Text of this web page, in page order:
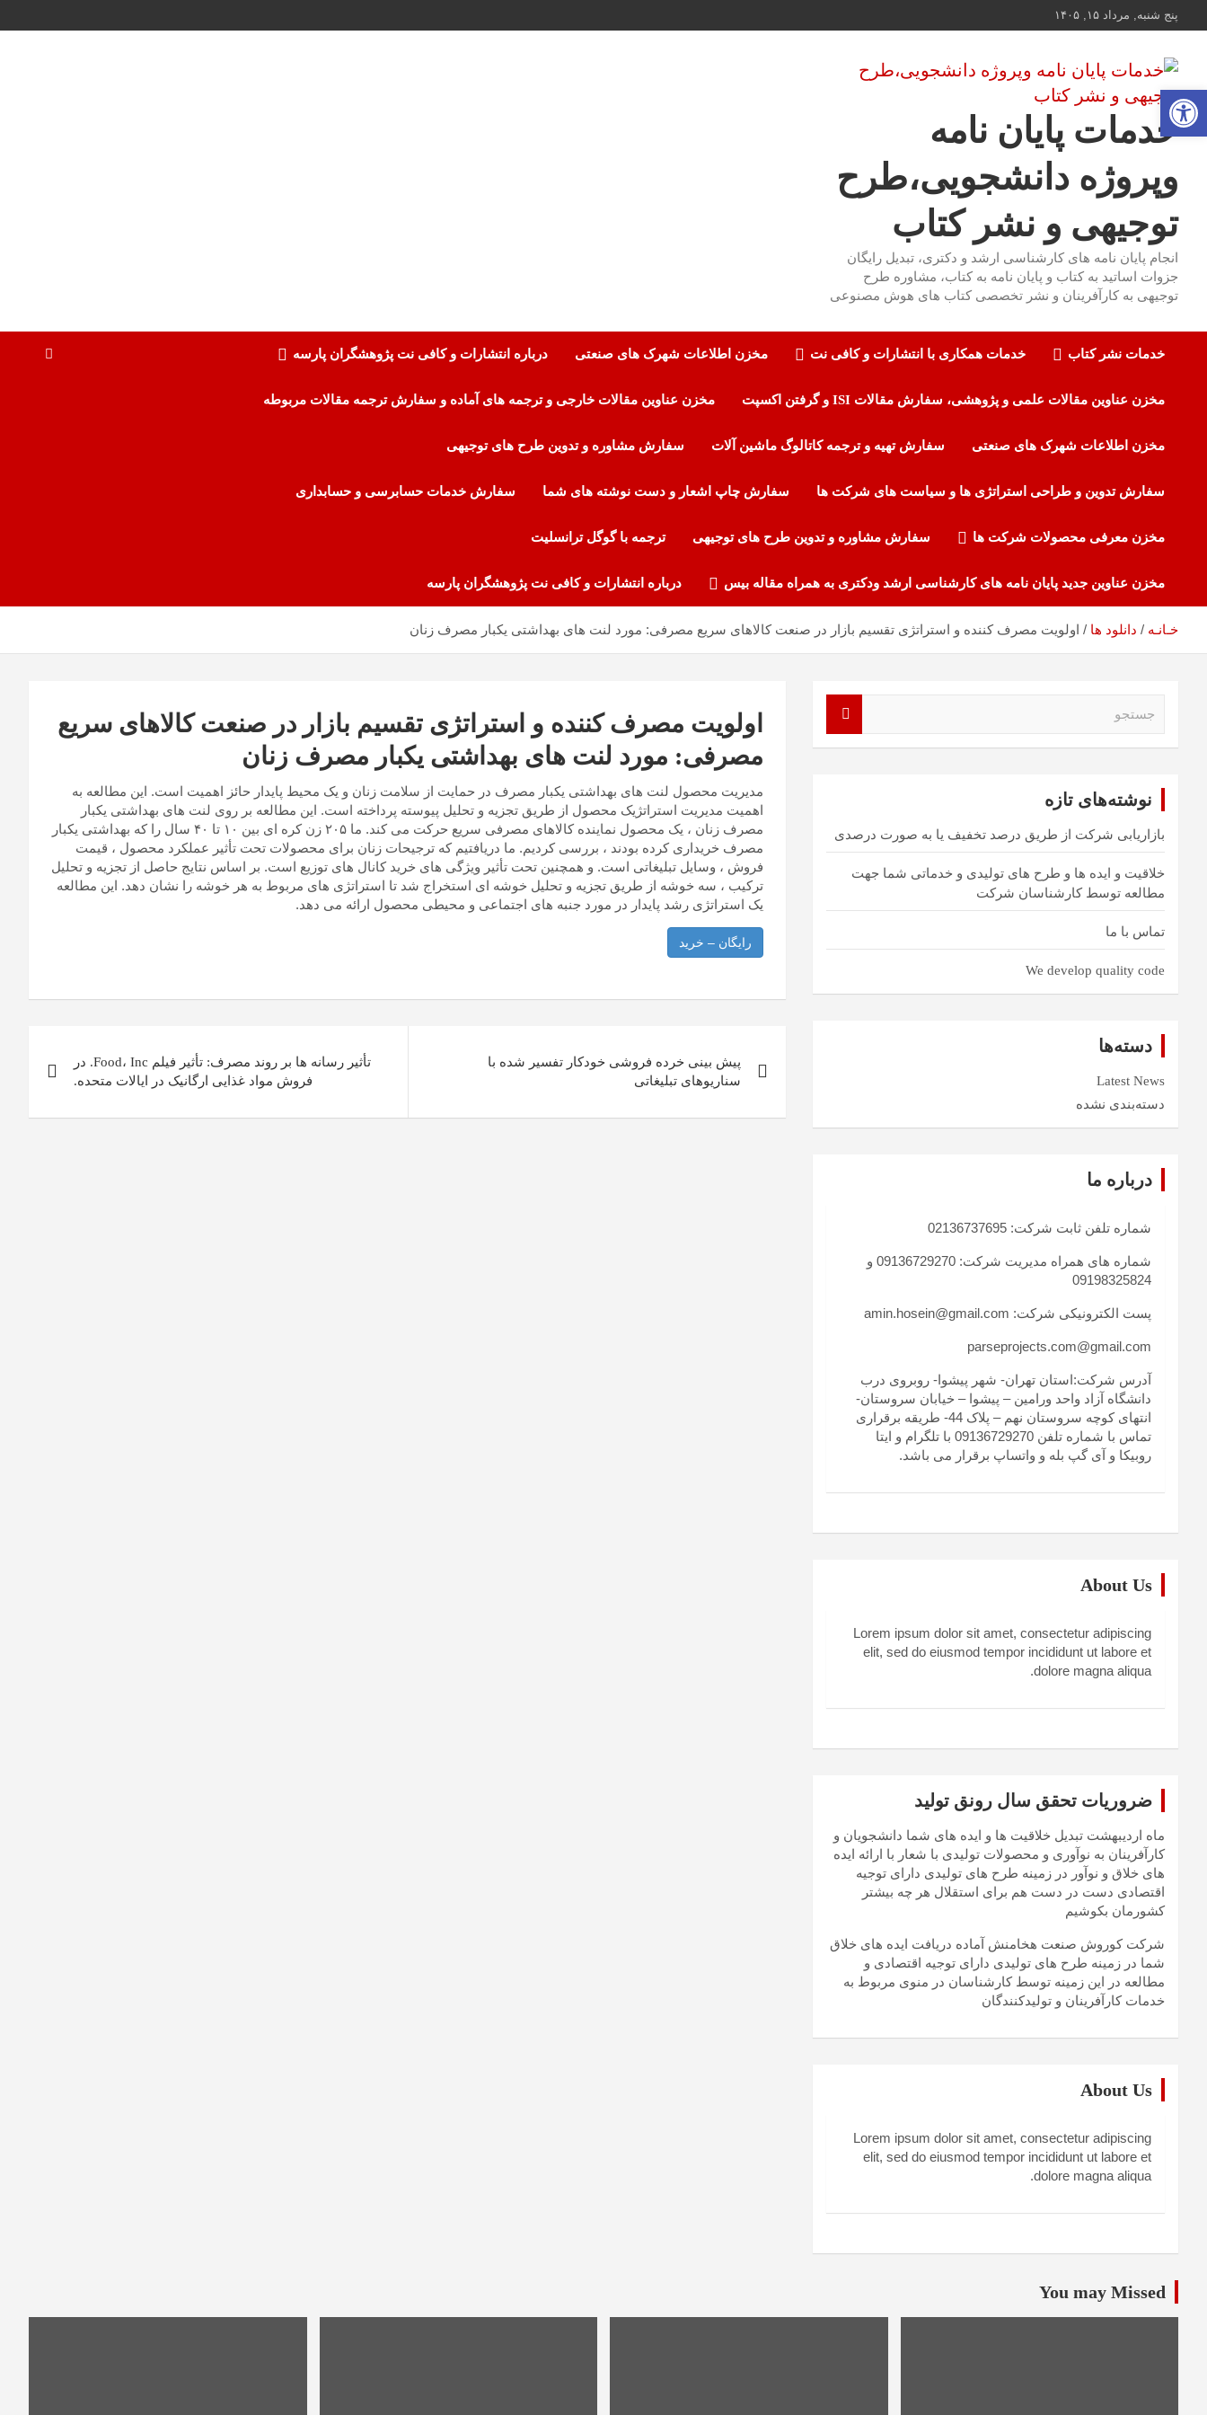
محتوا
پنج شنبه, مرداد ۱۵, ۱۴۰۵
خدمات پایان نامه
وپروژه دانشجویی،طرح
توجیهی و نشر کتاب
انجام پایان نامه های کارشناسی ارشد و دکتری، تبدیل رایگان
جزوات اساتید به کتاب و پایان نامه به کتاب، مشاوره طرح
توجیهی به کارآفرینان و نشر تخصصی کتاب های هوش مصنوعی
خدمات نشر کتاب خدمات همکاری با انتشارات و کافی نت مخزن اطلاعات شهرک های صنعتی درباره انتشارات و کافی نت پژوهشگران پارسه
مخزن عناوین مقالات علمی و پژوهشی، سفارش مقالات ISI و گرفتن اکسپت مخزن عناوین مقالات خارجی و ترجمه های آماده و سفارش ترجمه مقالات مربوطه
مخزن اطلاعات شهرک های صنعتی سفارش تهیه و ترجمه کاتالوگ ماشین آلات سفارش مشاوره و تدوین طرح های توجیهی
سفارش تدوین و طراحی استراتژی ها و سیاست های شرکت ها سفارش چاپ اشعار و دست نوشته های شما سفارش خدمات حسابرسی و حسابداری
مخزن معرفی محصولات شرکت ها سفارش مشاوره و تدوین طرح های توجیهی ترجمه با گوگل ترانسلیت
مخزن عناوین جدید پایان نامه های کارشناسی ارشد ودکتری به همراه مقاله بیس درباره انتشارات و کافی نت پژوهشگران پارسه
خـانـه دانلود ها اولویت مصرف کننده و استراتژی تقسیم بازار در صنعت کالاهای سریع مصرفی: مورد لنت های بهداشتی یکبار مصرف زنان
اولویت مصرف کننده و استراتژی تقسیم بازار در صنعت کالاهای سریع
مصرفی: مورد لنت های بهداشتی یکبار مصرف زنان
مدیریت محصول لنت های بهداشتی یکبار مصرف در حمایت از سلامت زنان و یک محیط پایدار حائز اهمیت است. این مطالعه به
اهمیت مدیریت استراتژیک محصول از طریق تجزیه و تحلیل پیوسته پرداخته است. این مطالعه بر روی لنت های بهداشتی یکبار
مصرف زنان ، یک محصول نماینده کالاهای مصرفی سریع حرکت می کند. ما ۲۰۵ زن کره ای بین ۱۰ تا ۴۰ سال را که بهداشتی یکبار
مصرف خریداری کرده بودند ، بررسی کردیم. ما دریافتیم که ترجیحات زنان برای محصولات تحت تأثیر عملکرد محصول ، قیمت
فروش ، وسایل تبلیغاتی است. و همچنین تحت تأثیر ویژگی های خرید کانال های توزیع است. بر اساس نتایج حاصل از تجزیه و تحلیل
ترکیب ، سه خوشه از طریق تجزیه و تحلیل خوشه ای استخراج شد تا استراتژی های مربوط به هر خوشه را نشان دهد. این مطالعه
یک استراتژی رشد پایدار در مورد جنبه های اجتماعی و محیطی محصول ارائه می دهد.
رایگان – خرید
نوشته
پیش بینی خرده فروشی خودکار تفسیر شده با
سناریوهای تبلیغاتی
تأثیر رسانه ها بر روند مصرف: تأثیر فیلم Food، Inc. در
فروش مواد غذایی ارگانیک در ایالات متحده.
نوشته‌های تازه
بازاریابی شرکت از طریق درصد تخفیف یا به صورت درصدی
خلاقیت و ایده ها و طرح های تولیدی و خدماتی شما جهت
مطالعه توسط کارشناسان شرکت
تماس با ما
We develop quality code
دسته‌ها
Latest News
دسته‌بندی نشده
درباره ما
شماره تلفن ثابت شرکت: 02136737695
شماره های همراه مدیریت شرکت: 09136729270 و
09198325824
پست الکترونیکی شرکت: amin.hosein@gmail.com
parseprojects.com@gmail.com
آدرس شرکت:استان تهران- شهر پیشوا- روبروی درب
دانشگاه آزاد واحد ورامین – پیشوا – خیابان سروستان-
انتهای کوچه سروستان نهم – پلاک 44- طریقه برقراری
تماس با شماره تلفن 09136729270 با تلگرام و ایتا
روبیکا و آی گپ بله و واتساپ برقرار می باشد.
About Us
Lorem ipsum dolor sit amet, consectetur adipiscing
elit, sed do eiusmod tempor incididunt ut labore et
dolore magna aliqua.
ضروریات تحقق سال رونق تولید
ماه اردیبهشت تبدیل خلاقیت ها و ایده های شما دانشجویان و
کارآفرینان به نوآوری و محصولات تولیدی با شعار با ارائه ایده
های خلاق و نوآور در زمینه طرح های تولیدی دارای توجیه
اقتصادی دست در دست هم برای استقلال هر چه بیشتر
کشورمان بکوشیم
شرکت کوروش صنعت هخامنش آماده دریافت ایده های خلاق
شما در زمینه طرح های تولیدی دارای توجیه اقتصادی و
مطالعه در این زمینه توسط کارشناسان در منوی مربوط به
خدمات کارآفرینان و تولیدکنندگان
About Us
Lorem ipsum dolor sit amet, consectetur adipiscing
elit, sed do eiusmod tempor incididunt ut labore et
dolore magna aliqua.
You may Missed
باز کردن نوار ابزار